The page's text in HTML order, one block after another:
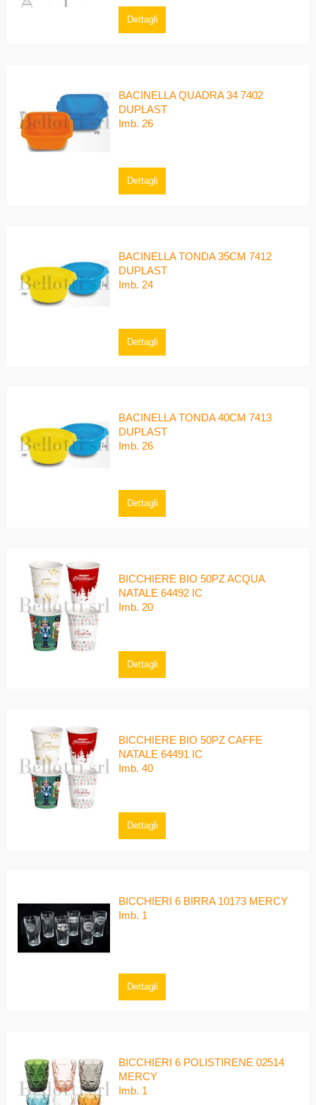
Dettagli
BACINELLA QUADRA 34 7402
DUPLAST
Imb. 26
Dettagli
BACINELLA TONDA 35CM 7412
DUPLAST
Imb. 24
Dettagli
BACINELLA TONDA 40CM 7413
DUPLAST
Imb. 26
Dettagli
BICCHIERE BIO 50PZ ACQUA
NATALE 64492 IC
Imb. 20
Dettagli
BICCHIERE BIO 50PZ CAFFE
NATALE 64491 IC
Imb. 40
Dettagli
BICCHIERI 6 BIRRA 10173 MERCY
Imb. 1
Dettagli
BICCHIERI 6 POLISTIRENE 02514
MERCY
Imb. 1